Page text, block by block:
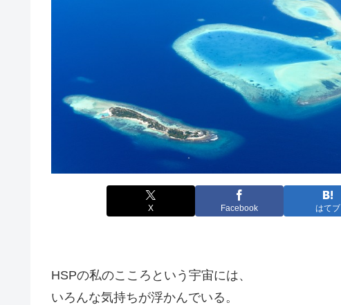
X Facebook はてブ
HSPの私のこころという宇宙には、
いろんな気持ちが浮かんでいる。